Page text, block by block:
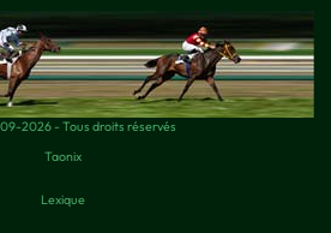
2026 - Tous droits réservés
Taonix
Lexique